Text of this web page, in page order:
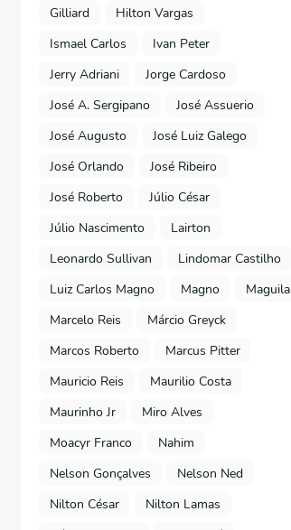
Gilliard
Hilton Vargas
Ismael Carlos
Ivan Peter
Jerry Adriani
Jorge Cardoso
José A. Sergipano
José Assuerio
José Augusto
José Luiz Galego
José Orlando
José Ribeiro
José Roberto
Júlio César
Júlio Nascimento
Lairton
Leonardo Sullivan
Lindomar Castilho
Luiz Carlos Magno
Magno
Maguila
Marcelo Reis
Márcio Greyck
Marcos Roberto
Marcus Pitter
Mauricio Reis
Maurilio Costa
Maurinho Jr
Miro Alves
Moacyr Franco
Nahim
Nelson Gonçalves
Nelson Ned
Nilton César
Nilton Lamas